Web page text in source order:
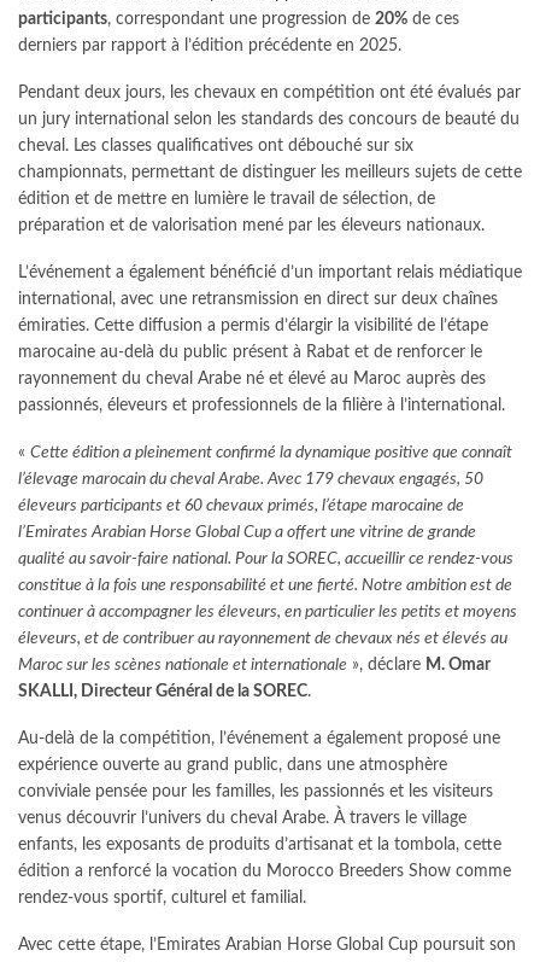
participants, correspondant une progression de 20% de ces
derniers par rapport à l’édition précédente en 2025.
Pendant deux jours, les chevaux en compétition ont été évalués par
un jury international selon les standards des concours de beauté du
cheval. Les classes qualificatives ont débouché sur six
championnats, permettant de distinguer les meilleurs sujets de cette
édition et de mettre en lumière le travail de sélection, de
préparation et de valorisation mené par les éleveurs nationaux.
L’événement a également bénéficié d’un important relais médiatique
international, avec une retransmission en direct sur deux chaînes
émiraties. Cette diffusion a permis d’élargir la visibilité de l’étape
marocaine au-delà du public présent à Rabat et de renforcer le
rayonnement du cheval Arabe né et élevé au Maroc auprès des
passionnés, éleveurs et professionnels de la filière à l’international.
« Cette édition a pleinement confirmé la dynamique positive que connaît
l’élevage marocain du cheval Arabe. Avec 179 chevaux engagés, 50
éleveurs participants et 60 chevaux primés, l’étape marocaine de
l’Emirates Arabian Horse Global Cup a offert une vitrine de grande
qualité au savoir-faire national. Pour la SOREC, accueillir ce rendez-vous
constitue à la fois une responsabilité et une fierté. Notre ambition est de
continuer à accompagner les éleveurs, en particulier les petits et moyens
éleveurs, et de contribuer au rayonnement de chevaux nés et élevés au
Maroc sur les scènes nationale et internationale », déclare M. Omar
SKALLI, Directeur Général de la SOREC.
Au-delà de la compétition, l’événement a également proposé une
expérience ouverte au grand public, dans une atmosphère
conviviale pensée pour les familles, les passionnés et les visiteurs
venus découvrir l’univers du cheval Arabe. À travers le village
enfants, les exposants de produits d’artisanat et la tombola, cette
édition a renforcé la vocation du Morocco Breeders Show comme
rendez-vous sportif, culturel et familial.
Avec cette étape, l’Emirates Arabian Horse Global Cup poursuit son